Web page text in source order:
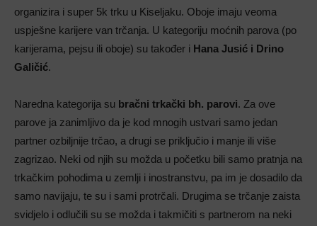
organizira i super 5k trku u Kiseljaku. Oboje imaju veoma
uspješne karijere van trčanja. U kategoriju moćnih parova (po
karijerama, pejsu ili oboje) su također i Hana Jusić i Drino
Galičić.
Naredna kategorija su bračni trkački bh. parovi. Za ove
parove ja zanimljivo da je kod mnogih ustvari samo jedan
partner ozbiljnije trčao, a drugi se priključio i manje ili više
zagrizao. Neki od njih su možda u početku bili samo pratnja na
trkačkim pohodima u zemlji i inostranstvu, pa im je dosadilo da
samo navijaju, te su i sami protrčali. Drugima se trčanje zaista
svidjelo i odlučili su se možda i takmičiti s partnerom na neki